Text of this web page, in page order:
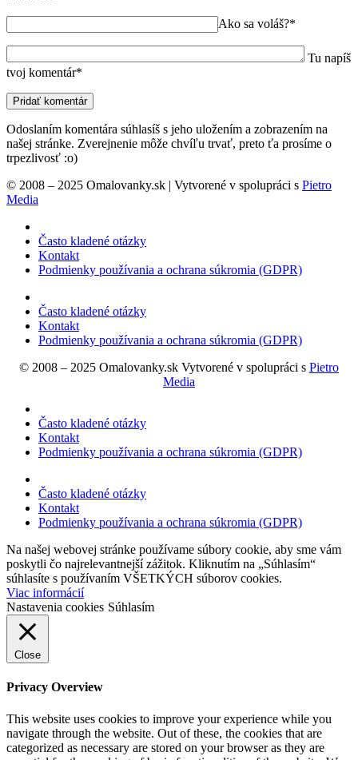
Ako sa voláš?*
Tu napíš
tvoj komentár*
Odoslaním komentára súhlasíš s jeho uložením a zobrazením na
našej stránke. Zverejnenie môže chvíľu trvať, preto ťa prosíme o
trpezlivosť :o)
© 2008 – 2025 Omalovanky.sk | Vytvorené v spolupráci s Pietro
Media
Často kladené otázky
Kontakt
Podmienky používania a ochrana súkromia (GDPR)
Často kladené otázky
Kontakt
Podmienky používania a ochrana súkromia (GDPR)
© 2008 – 2025 Omalovanky.sk Vytvorené v spolupráci s Pietro
Media
Často kladené otázky
Kontakt
Podmienky používania a ochrana súkromia (GDPR)
Často kladené otázky
Kontakt
Podmienky používania a ochrana súkromia (GDPR)
Na našej webovej stránke používame súbory cookie, aby sme vám
poskytli čo najrelevantnejší zážitok. Kliknutím na „Súhlasím“
súhlasíte s používaním VŠETKÝCH súborov cookies.
Viac informácií
Nastavenia cookies Súhlasím
Close
Privacy Overview
This website uses cookies to improve your experience while you
navigate through the website. Out of these, the cookies that are
categorized as necessary are stored on your browser as they are